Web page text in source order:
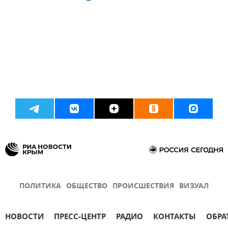
ПОЛИТИКА ОБЩЕСТВО ПРОИСШЕСТВИЯ ВИЗУАЛ
НОВОСТИ ПРЕСС-ЦЕНТР РАДИО КОНТАКТЫ